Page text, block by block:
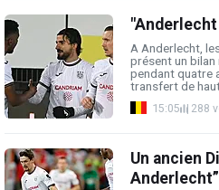
A Anderlecht,
présent un bilan
pendant quatre
transfert de haut
15:05 288
Un ancien
Anderlecht”